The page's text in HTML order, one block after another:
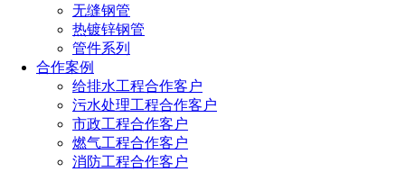
无缝钢管
热镀锌钢管
管件系列
合作案例
给排水工程合作客户
污水处理工程合作客户
市政工程合作客户
燃气工程合作客户
消防工程合作客户